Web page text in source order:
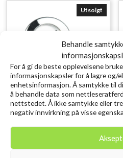
Behandle
For å gi de beste opplevelsene
informasjonskapsler for å lagre og/
enhetsinformasjon. Å samtykke til
å behandle data som
nettstedet. Å ikke samtykke eller
negativ innvirkning på visse
Utsolgt
SCIERRA Pin-On Reel
Retractor M